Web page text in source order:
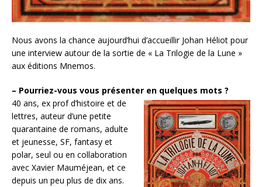
Nous avons la chance aujourd’hui d’accueillir Johan Héliot pour
une interview autour de la sortie de « La Trilogie de la Lune »
aux éditions Mnemos.
– Pourriez-vous vous présenter en quelques mots ?
40 ans, ex prof d’histoire et de
lettres, auteur d’une petite
quarantaine de romans, adulte
et jeunesse, SF, fantasy et
polar, seul ou en collaboration
avec Xavier Mauméjean, et ce
depuis un peu plus de dix ans.